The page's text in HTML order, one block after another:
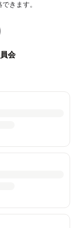
きます。
会